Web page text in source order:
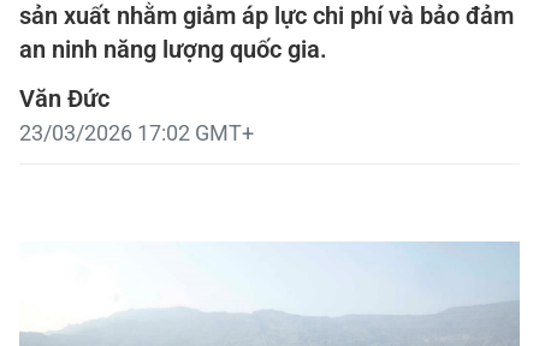
sản xuất nhằm giảm áp lực chi phí và bảo đảm
an ninh năng lượng quốc gia.
Văn Đức
23/03/2026 17:02 GMT+